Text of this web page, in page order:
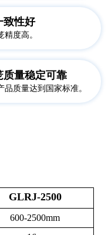
致性好
度高。
质量稳定可靠
质量达到国家标准。
GLRJ-2500
600-2500mm